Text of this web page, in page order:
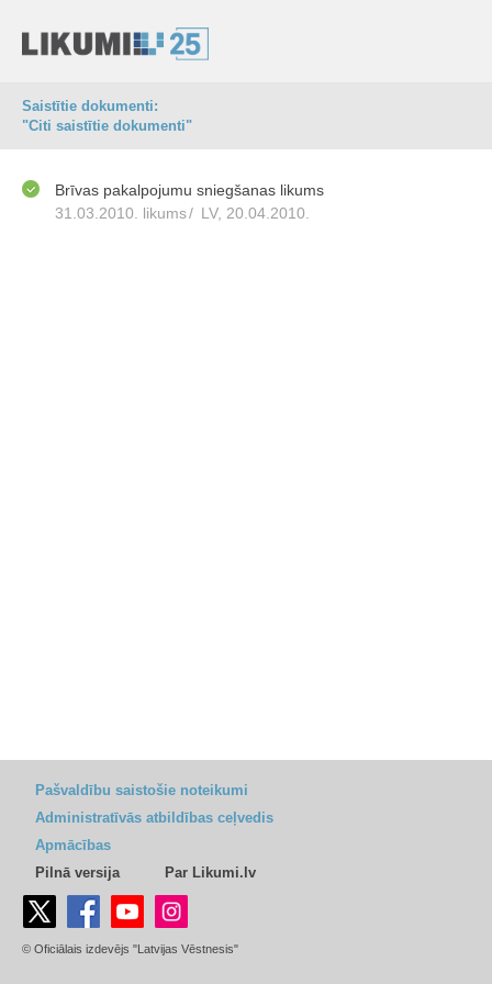
Saistītie dokumenti:
"Citi saistītie dokumenti"
Brīvas pakalpojumu sniegšanas likums
31.03.2010. likums/ LV, 20.04.2010.
Pašvaldību saistošie noteikumi
Administratīvās atbildības ceļvedis
Apmācības
Pilnā versija
Par Likumi.lv
© Oficiālais izdevējs "Latvijas Vēstnesis"